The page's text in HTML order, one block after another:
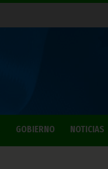
GOBIERNO NOTICIAS